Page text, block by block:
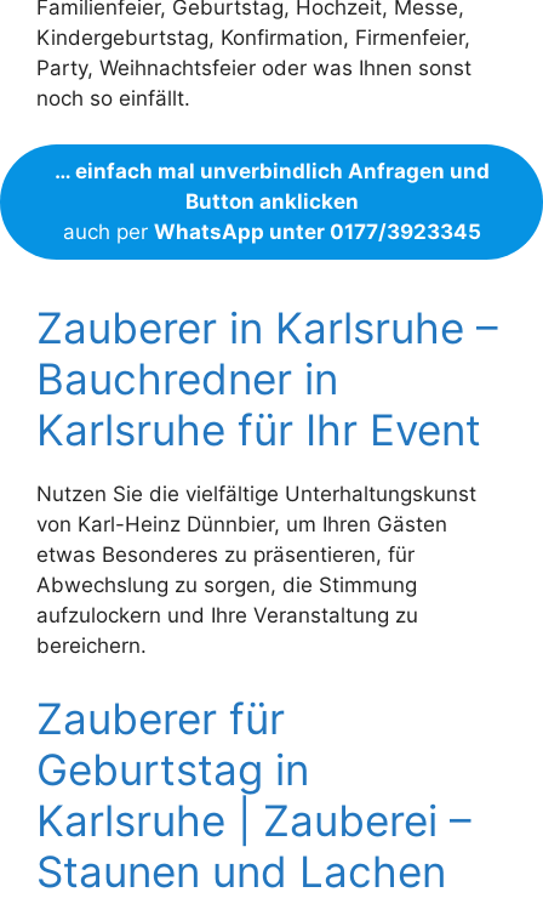
Familienfeier, Geburtstag, Hochzeit, Messe,
Kindergeburtstag, Konfirmation, Firmenfeier,
Party, Weihnachtsfeier oder was Ihnen sonst
noch so einfällt.
… einfach mal unverbindlich Anfragen und
Button anklicken
auch per WhatsApp unter 0177/3923345
Zauberer in Karlsruhe –
Bauchredner in
Karlsruhe für Ihr Event
Nutzen Sie die vielfältige Unterhaltungskunst
von Karl-Heinz Dünnbier, um Ihren Gästen
etwas Besonderes zu präsentieren, für
Abwechslung zu sorgen, die Stimmung
aufzulockern und Ihre Veranstaltung zu
bereichern.
Zauberer für
Geburtstag in
Karlsruhe | Zauberei –
Staunen und Lachen